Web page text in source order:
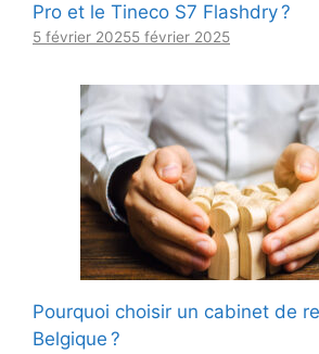
Pro et le Tineco S7 Flashdry ?
5 février 20255 février 2025
Pourquoi choisir un cabinet de
Belgique ?